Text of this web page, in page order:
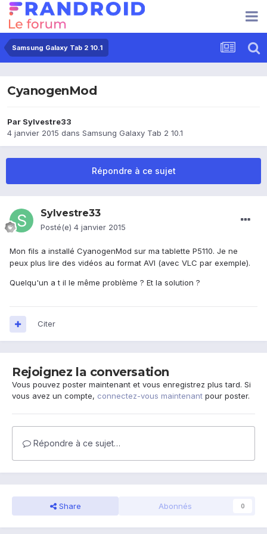
Samsung Galaxy Tab 2 10.1
CyanogenMod
Par Sylvestre33
4 janvier 2015 dans Samsung Galaxy Tab 2 10.1
Répondre à ce sujet
Sylvestre33
Posté(e) 4 janvier 2015
Mon fils a installé CyanogenMod sur ma tablette P5110. Je ne
peux plus lire des vidéos au format AVI (avec VLC par exemple).
Quelqu'un a t il le même problème ? Et la solution ?
Citer
Rejoignez la conversation
Vous pouvez poster maintenant et vous enregistrez plus tard. Si
vous avez un compte, connectez-vous maintenant pour poster.
Répondre à ce sujet…
Share Abonnés 0